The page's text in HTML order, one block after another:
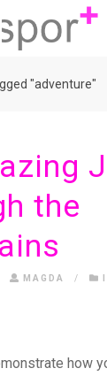
"adventure"
the
MAGDA /
how